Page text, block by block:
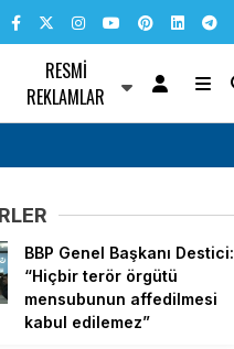
RESMI
REKLAMLAR
BBP Genel Başkanı Destici:
“Hiçbir terör örgütü
mensubunun affedilmesi
kabul edilemez”